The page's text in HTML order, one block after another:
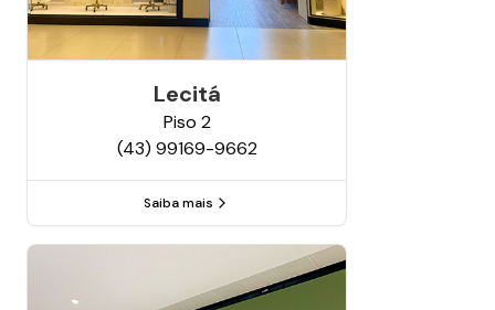
Lecitá
Piso 2
(43) 99169-9662
Saiba mais